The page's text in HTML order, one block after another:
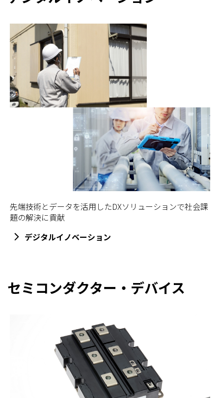
先端技術とデータを活用したDXソリューションで社会課
題の解決に貢献
デジタルイノベーション
セミコンダクター・デバイス